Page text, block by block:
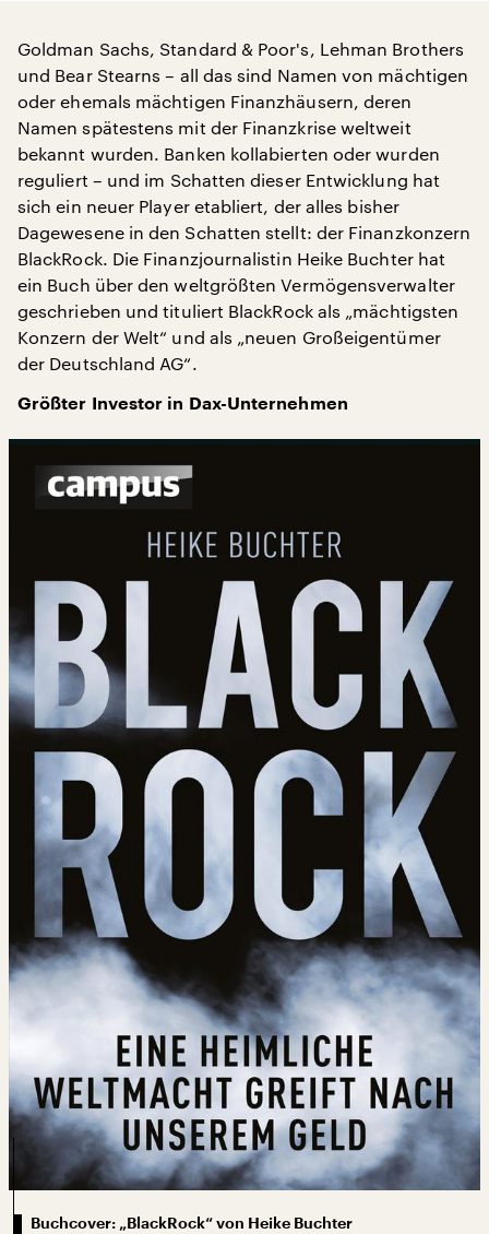
Goldman Sachs, Standard & Poor's, Lehman Brothers
und Bear Stearns – all das sind Namen von mächtigen
oder ehemals mächtigen Finanzhäusern, deren
Namen spätestens mit der Finanzkrise weltweit
bekannt wurden. Banken kollabierten oder wurden
reguliert – und im Schatten dieser Entwicklung hat
sich ein neuer Player etabliert, der alles bisher
Dagewesene in den Schatten stellt: der Finanzkonzern
BlackRock. Die Finanzjournalistin Heike Buchter hat
ein Buch über den weltgrößten Vermögensverwalter
geschrieben und tituliert BlackRock als „mächtigsten
Konzern der Welt“ und als „neuen Großeigentümer
der Deutschland AG“.
Größter Investor in Dax-Unternehmen
Buchcover: „BlackRock“ von Heike Buchter